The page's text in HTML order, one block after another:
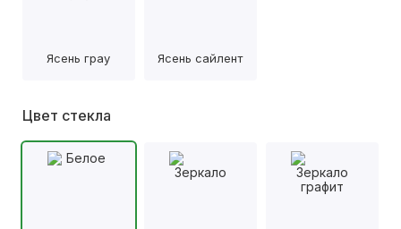
Ясень грау Ясень сайлент
Цвет стекла